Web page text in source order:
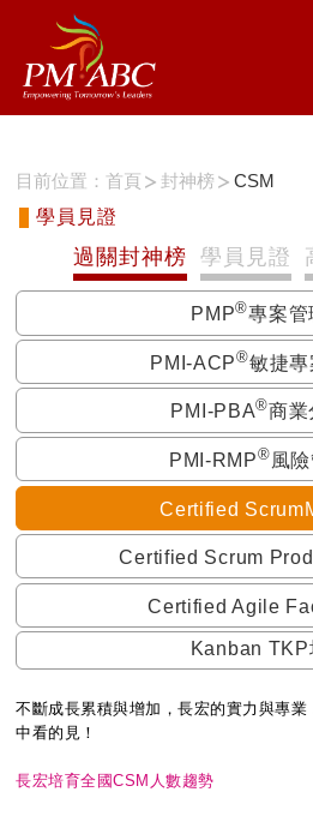
目前位置：首頁 封神榜
CSM
學員見證
過關封神榜 學員見證
PMP®專案管
PMI-ACP®敏捷專
PMI-PBA®商業
PMI-RMP® 風
Certified
Certified Scrum
Certified Agile
Kanban TKP
不斷成長累積與增加，長宏的實力與專
中看的見！
長宏培育全國CSM人數趨勢